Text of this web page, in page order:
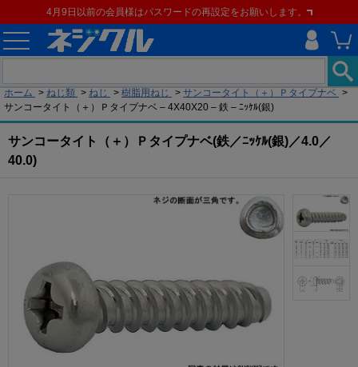
4月9日以前の会員様はパスワードの再設定をお願いします。
ホーム > ねじ類 > ねじ > 樹脂用ねじ > サンコータイト（＋）Ｐタイプナベ >
サンコータイト（＋）Ｐタイプナベ – 4X40X20 – 鉄 – ﾆｯｹﾙ(銀)
サンコータイト（＋）Ｐタイプナベ(鉄／ﾆｯｹﾙ(銀)／4.0／
40.0)